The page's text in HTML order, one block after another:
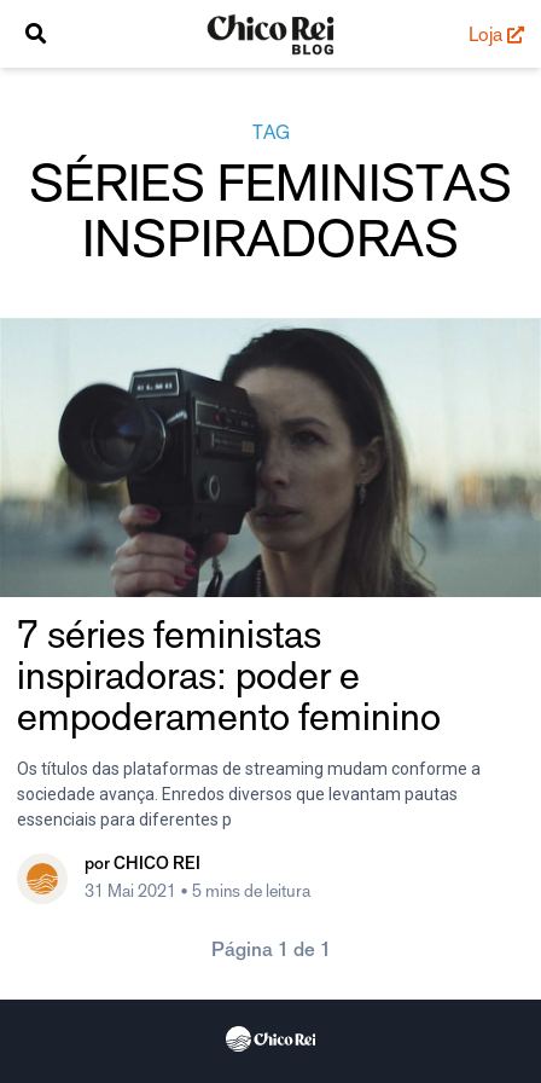
Loja
TAG
SÉRIES FEMINISTAS
INSPIRADORAS
7 séries feministas
inspiradoras: poder e
empoderamento feminino
Os títulos das plataformas de streaming mudam conforme a
sociedade avança. Enredos diversos que levantam pautas
essenciais para diferentes p
por CHICO REI
31 Mai 2021 • 5 mins de leitura
Página 1 de 1